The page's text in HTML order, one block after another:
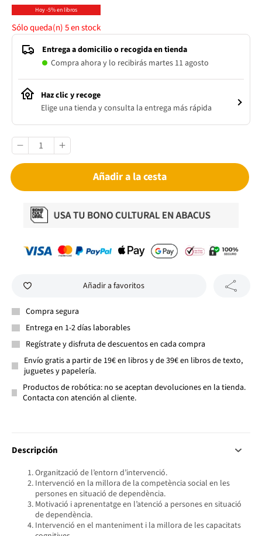
Hoy -5% en libros
Sólo queda(n)5en stock
Entrega a domicilio o recogida en tienda
Compra ahora y lo recibirás martes 11 agosto
Haz clic y recoge
Elige una tienda y consulta la entrega más rápida
Añadir a la cesta
Añadir a favoritos
Compra segura
Entrega en 1-2 días laborables
Regístrate y disfruta de descuentos en cada compra
Envío gratis a partir de 19€ en libros y de 39€ en libros de texto,
juguetes y papelería.
Productos de robótica: no se aceptan devoluciones en la tienda.
Contacta con atención al cliente.
Descripción
Organització de l’entorn d’intervenció.
Intervenció en la millora de la competència social en les
persones en situació de dependència.
Motivació i aprenentatge en l’atenció a persones en situació
de dependència.
Intervenció en el manteniment i la millora de les capacitats